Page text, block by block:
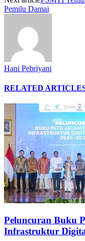
Pemilu Damai
Hani Pebriyani
RELATED
Peluncuran Buku
Infrastruktur